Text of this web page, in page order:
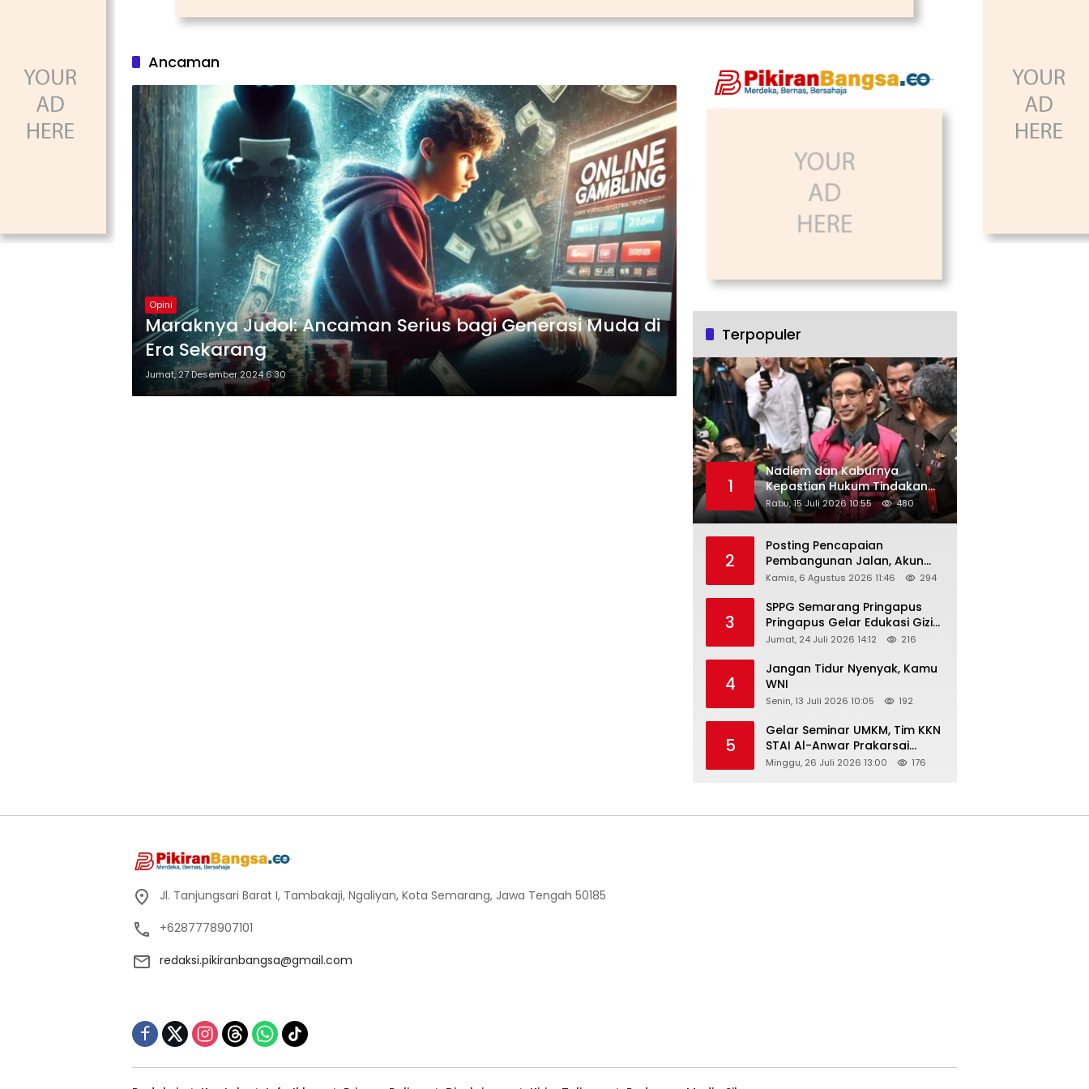
Ancaman
Opini
Maraknya Judol: Ancaman Serius bagi Generasi Muda di
Era Sekarang
Jumat, 27 Desember 2024 6:30
Terpopuler
1
Nadiem dan Kaburnya
Kepastian Hukum Tindakan
Pejabat Publik
Rabu, 15 Juli 2026 10:55 480
2
Posting Pencapaian
Pembangunan Jalan, Akun
Facebook Pemerintah
“Dirujak” Warganet
Kamis, 6 Agustus 2026 11:46 294
3
SPPG Semarang Pringapus
Pringapus Gelar Edukasi Gizi
di PAUD Bina Balita Peringati
Jumat, 24 Juli 2026 14:12 216
4
Jangan Tidur Nyenyak, Kamu
WNI
Senin, 13 Juli 2026 10:05 192
5
Gelar Seminar UMKM, Tim KKN
STAI Al-Anwar Prakarsai
Usaha Tepung Maizena di
Minggu, 26 Juli 2026 13:00 176
Jl. Tanjungsari Barat I, Tambakaji, Ngaliyan, Kota Semarang, Jawa Tengah 50185
+6287778907101
redaksi.pikiranbangsa@gmail.com